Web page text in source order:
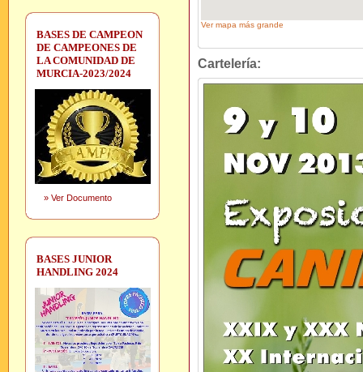
BASES DE CAMPEON
DE CAMPEONES DE
LA COMUNIDAD DE
MURCIA-2023/2024
» Ver Documento
BASES JUNIOR
HANDLING 2024
Ver mapa más grande
Cartelería: